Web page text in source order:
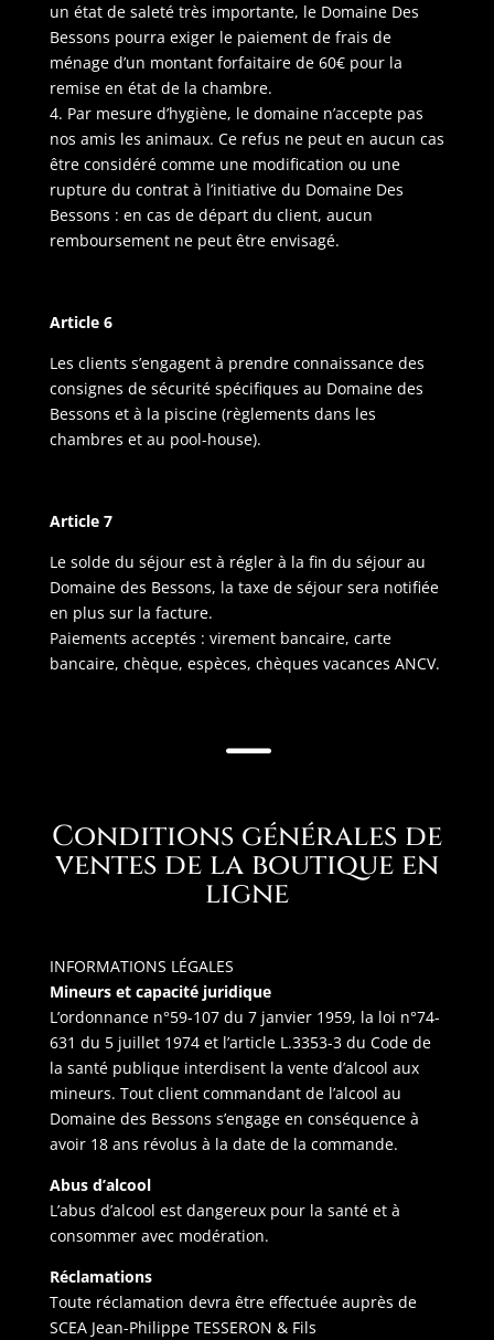
un état de saleté très importante, le Domaine Des
Bessons pourra exiger le paiement de frais de
ménage d’un montant forfaitaire de 60€ pour la
remise en état de la chambre.
4. Par mesure d’hygiène, le domaine n’accepte pas
nos amis les animaux. Ce refus ne peut en aucun cas
être considéré comme une modification ou une
rupture du contrat à l’initiative du Domaine Des
Bessons : en cas de départ du client, aucun
remboursement ne peut être envisagé.
Article 6
Les clients s’engagent à prendre connaissance des
consignes de sécurité spécifiques au Domaine des
Bessons et à la piscine (règlements dans les
chambres et au pool-house).
Article 7
Le solde du séjour est à régler à la fin du séjour au
Domaine des Bessons, la taxe de séjour sera notifiée
en plus sur la facture.
Paiements acceptés : virement bancaire, carte
bancaire, chèque, espèces, chèques vacances ANCV.
K
Conditions générales de
ventes de la boutique en
ligne
INFORMATIONS LÉGALES
Mineurs et capacité juridique
L’ordonnance n°59-107 du 7 janvier 1959, la loi n°74-
631 du 5 juillet 1974 et l’article L.3353-3 du Code de
la santé publique interdisent la vente d’alcool aux
mineurs. Tout client commandant de l’alcool au
Domaine des Bessons s’engage en conséquence à
avoir 18 ans révolus à la date de la commande.
Abus d’alcool
L’abus d’alcool est dangereux pour la santé et à
consommer avec modération.
Réclamations
Toute réclamation devra être effectuée auprès de
SCEA Jean-Philippe TESSERON & Fils